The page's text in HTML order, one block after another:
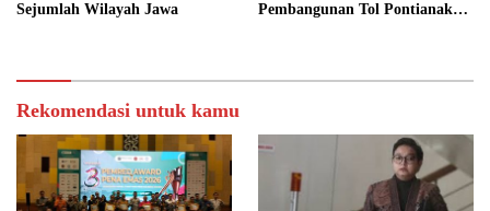
Sejumlah Wilayah Jawa
Pembangunan Tol Pontianak
Rekomendasi untuk kamu